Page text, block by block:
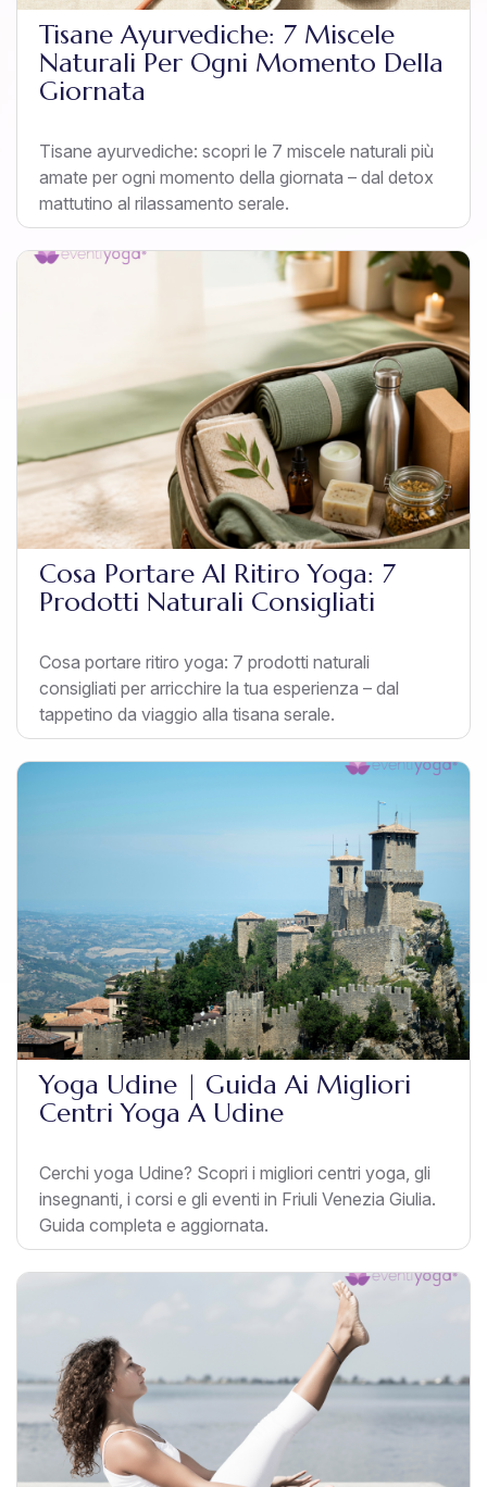
Tisane Ayurvediche: 7 Miscele
Naturali Per Ogni Momento Della
Giornata
Tisane ayurvediche: scopri le 7 miscele naturali più
amate per ogni momento della giornata – dal detox
mattutino al rilassamento serale.
Cosa Portare Al Ritiro Yoga: 7
Prodotti Naturali Consigliati
Cosa portare ritiro yoga: 7 prodotti naturali
consigliati per arricchire la tua esperienza – dal
tappetino da viaggio alla tisana serale.
Yoga Udine | Guida Ai Migliori
Centri Yoga A Udine
Cerchi yoga Udine? Scopri i migliori centri yoga, gli
insegnanti, i corsi e gli eventi in Friuli Venezia Giulia.
Guida completa e aggiornata.